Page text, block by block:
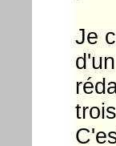
Je